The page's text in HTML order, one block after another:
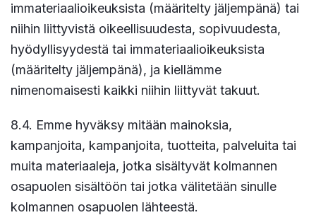
immateriaalioikeuksista (määritelty jäljempänä) tai
niihin liittyvistä oikeellisuudesta, sopivuudesta,
hyödyllisyydestä tai immateriaalioikeuksista
(määritelty jäljempänä), ja kiellämme
nimenomaisesti kaikki niihin liittyvät takuut.
8.4. Emme hyväksy mitään mainoksia,
kampanjoita, kampanjoita, tuotteita, palveluita tai
muita materiaaleja, jotka sisältyvät kolmannen
osapuolen sisältöön tai jotka välitetään sinulle
kolmannen osapuolen lähteestä.